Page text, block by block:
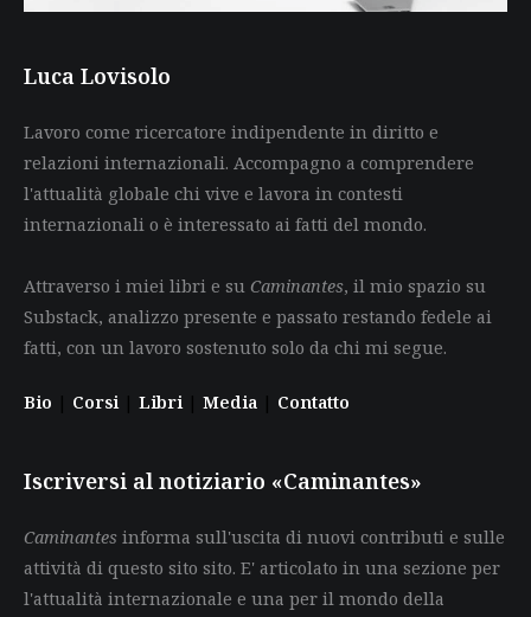
Luca Lovisolo
Lavoro come ricercatore indipendente in diritto e
relazioni internazionali. Accompagno a comprendere
l'attualità globale chi vive e lavora in contesti
internazionali o è interessato ai fatti del mondo.
Attraverso i miei libri e su Caminantes, il mio spazio su
Substack, analizzo presente e passato restando fedele ai
fatti, con un lavoro sostenuto solo da chi mi segue.
Bio | Corsi | Libri | Media | Contatto
Iscriversi al notiziario «Caminantes»
Caminantes informa sull'uscita di nuovi contributi e sulle
attività di questo sito sito. E' articolato in una sezione per
l'attualità internazionale e una per il mondo della